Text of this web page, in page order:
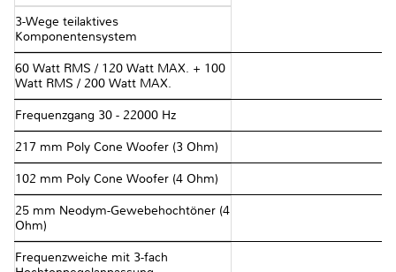
3-Wege teilaktives
Komponentensystem
60 Watt RMS / 120 Watt MAX. + 100
Watt RMS / 200 Watt MAX.
Frequenzgang 30 - 22000 Hz
217 mm Poly Cone Woofer (3 Ohm)
102 mm Poly Cone Woofer (4 Ohm)
25 mm Neodym-Gewebehochtöner (4
Ohm)
Frequenzweiche mit 3-fach